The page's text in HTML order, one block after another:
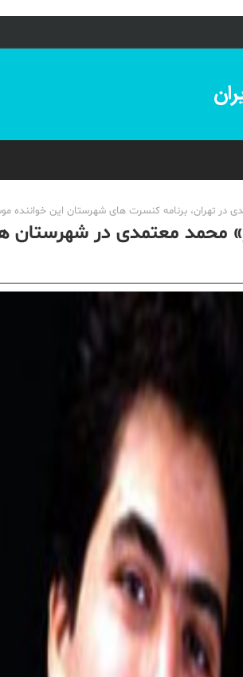
در تهران، برنامه کنسرت های شهرستان این خواننده
محمد معتمدی در شهرستان